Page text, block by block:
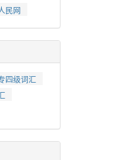
民网
四级词汇